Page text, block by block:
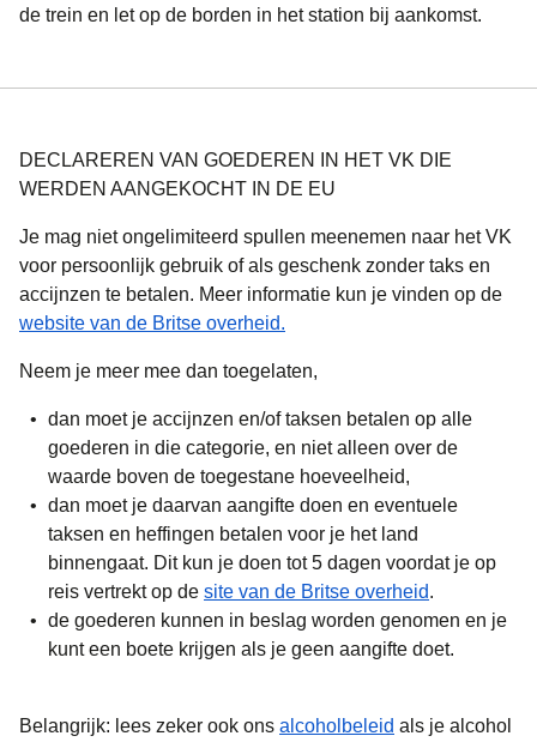
de trein en let op de borden in het station bij aankomst.
DECLAREREN VAN GOEDEREN IN HET VK DIE
WERDEN AANGEKOCHT IN DE EU
Je mag niet ongelimiteerd spullen meenemen naar het VK
voor persoonlijk gebruik of als geschenk zonder taks en
accijnzen te betalen. Meer informatie kun je vinden op de
website van de Britse overheid.
Neem je meer mee dan toegelaten,
dan moet je accijnzen en/of taksen betalen op alle
goederen in die categorie, en niet alleen over de
waarde boven de toegestane hoeveelheid,
dan moet je daarvan aangifte doen en eventuele
taksen en heffingen betalen voor je het land
binnengaat. Dit kun je doen tot 5 dagen voordat je op
reis vertrekt op de site van de Britse overheid.
de goederen kunnen in beslag worden genomen en je
kunt een boete krijgen als je geen aangifte doet.
Belangrijk: lees zeker ook ons alcoholbeleid als je alcohol